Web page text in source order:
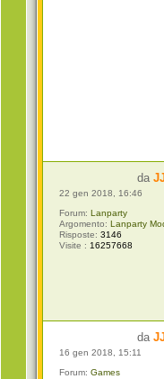
da
22 gen 2018, 16:46
Forum: Lanparty
Argomento: Lanparty
Risposte: 3146
Visite : 16257668
da
16 gen 2018, 15:11
Forum: Games